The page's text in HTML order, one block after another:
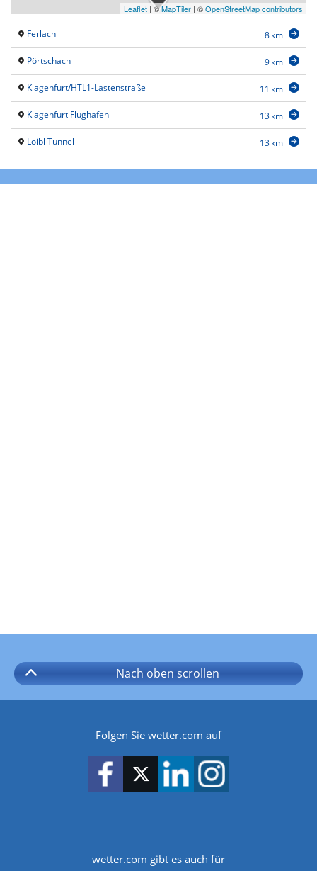
Leaflet | ©MapTiler | ©OpenStreetMap contributors
Ferlach 8 km
Pörtschach 9 km
Klagenfurt/HTL1-Lastenstraße 11 km
Klagenfurt Flughafen 13 km
Loibl Tunnel 13 km
Nach oben scrollen
Folgen Sie wetter.com auf
wetter.com gibt es auch für